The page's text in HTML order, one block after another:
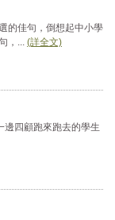
的佳句，倒想起中小學
，... (詳全文)
四顧跑來跑去的學生